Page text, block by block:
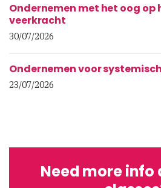
Ondernemen met het oog op
veerkracht
30/07/2026
Ondernemen voor
23/07/2026
Need more info